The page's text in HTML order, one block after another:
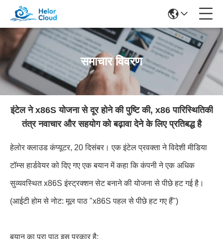
समाचार विवरण
इंटेल ने x86S योजना से दूर होने की पुष्टि की, x86 पारिस्थितिकी
तंत्र नवाचार और सहयोग को बढ़ावा देने के लिए प्रतिबद्ध है
हेलोर क्लाउड कंप्यूटर, 20 दिसंबर। एक इंटेल प्रवक्ता ने विदेशी मीडिया
टॉम्स हार्डवेयर को दिए गए एक बयान में कहा कि कंपनी ने एक अधिक
सुव्यवस्थित x86S इंस्ट्रक्शन सेट बनाने की योजना से पीछे हट गई है।
(आईटी होम से नोट: मूल पाठ "x86S पहल से पीछे हट गए हैं")
बयान का पूरा पाठ इस प्रकार है: